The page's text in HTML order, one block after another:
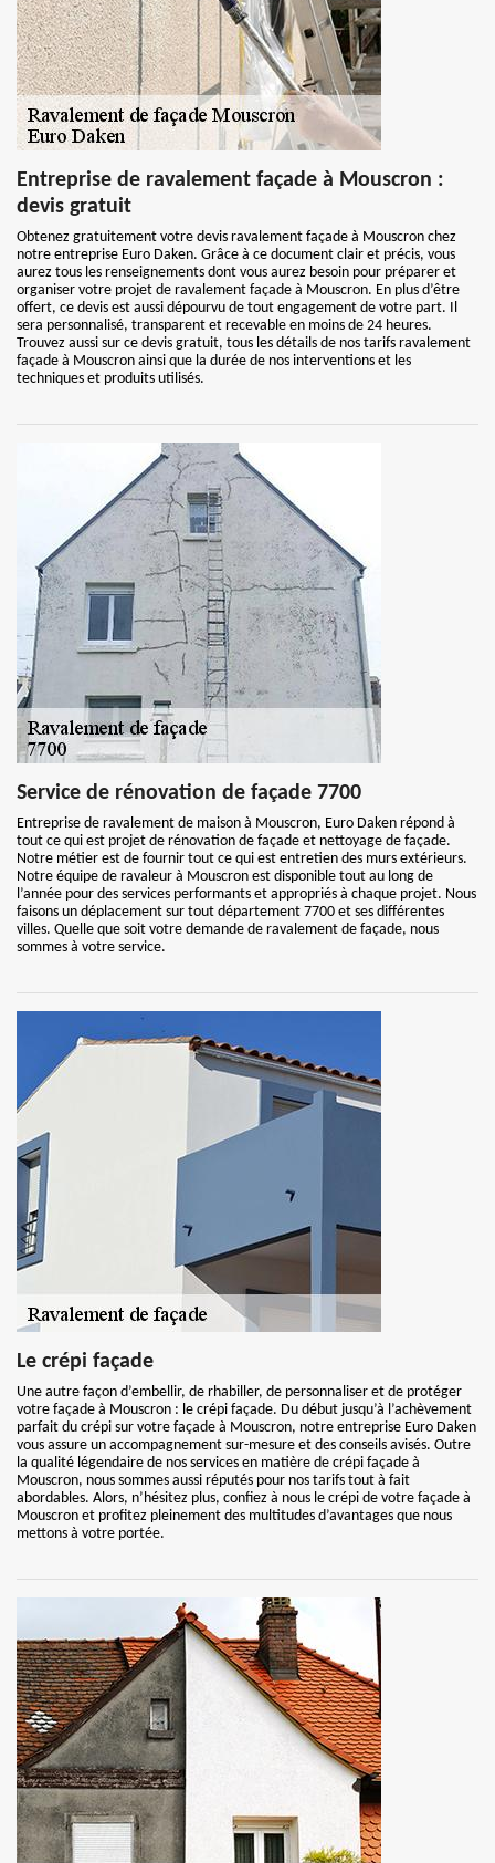
Entreprise de ravalement façade à Mouscron :
devis gratuit
Obtenez gratuitement votre devis ravalement façade à Mouscron chez
notre entreprise Euro Daken. Grâce à ce document clair et précis, vous
aurez tous les renseignements dont vous aurez besoin pour préparer et
organiser votre projet de ravalement façade à Mouscron. En plus d’être
offert, ce devis est aussi dépourvu de tout engagement de votre part. Il
sera personnalisé, transparent et recevable en moins de 24 heures.
Trouvez aussi sur ce devis gratuit, tous les détails de nos tarifs ravalement
façade à Mouscron ainsi que la durée de nos interventions et les
techniques et produits utilisés.
Service de rénovation de façade 7700
Entreprise de ravalement de maison à Mouscron, Euro Daken répond à
tout ce qui est projet de rénovation de façade et nettoyage de façade.
Notre métier est de fournir tout ce qui est entretien des murs extérieurs.
Notre équipe de ravaleur à Mouscron est disponible tout au long de
l’année pour des services performants et appropriés à chaque projet. Nous
faisons un déplacement sur tout département 7700 et ses différentes
villes. Quelle que soit votre demande de ravalement de façade, nous
sommes à votre service.
Le crépi façade
Une autre façon d’embellir, de rhabiller, de personnaliser et de protéger
votre façade à Mouscron : le crépi façade. Du début jusqu’à l’achèvement
parfait du crépi sur votre façade à Mouscron, notre entreprise Euro Daken
vous assure un accompagnement sur-mesure et des conseils avisés. Outre
la qualité légendaire de nos services en matière de crépi façade à
Mouscron, nous sommes aussi réputés pour nos tarifs tout à fait
abordables. Alors, n’hésitez plus, confiez à nous le crépi de votre façade à
Mouscron et profitez pleinement des multitudes d’avantages que nous
mettons à votre portée.